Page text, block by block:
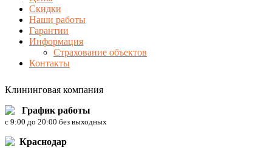
Скидки
Наши работы
Гарантии
Информация
Страхование объектов
Контакты
Клининговая компания
График работы
c 9:00 до 20:00 без выходных
Краснодар